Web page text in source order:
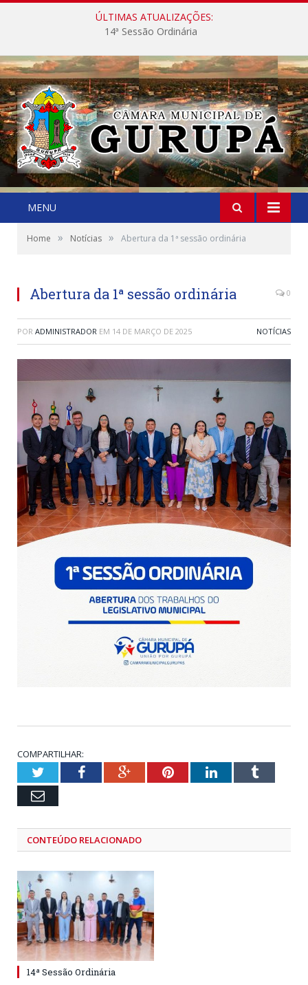
ÚLTIMAS ATUALIZAÇÕES:
14ª Sessão Ordinária
MENU
Home » Notícias » Abertura da 1ª sessão ordinária
Abertura da 1ª sessão ordinária 0
POR ADMINISTRADOR EM 14 DE MARÇO DE 2025 NOTÍCIAS
COMPARTILHAR:
TwitterFacebookGoogle+PinterestLinkedInTumblr
Email
CONTEÚDO RELACIONADO
14ª Sessão Ordinária